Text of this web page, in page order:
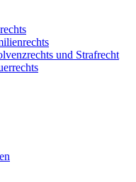
und Strafrecht